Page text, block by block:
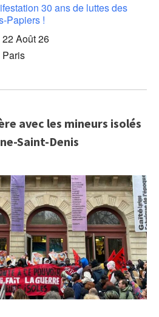
30 ans de luttes des
Papiers !
22 Août 26
Paris
avec les mineurs isolés
Saint-Denis